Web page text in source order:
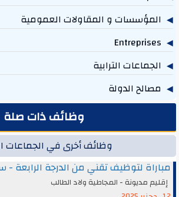
المؤسسات و المقاولات العمومية
Entreprises
الجماعات الترابية
مصالح الدولة
وظائف ذات صلة
وظائف أخرى في الجماعات
مباراة لتوظيف تقني من الدرجة الرابعة -
إقليم مديونة - المجاطية ولاد الطالب